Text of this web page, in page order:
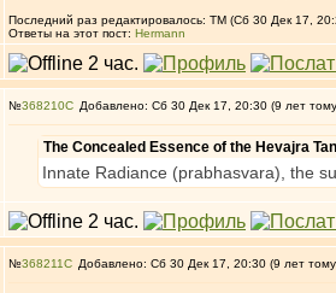
Последний раз редактировалось: ТМ (Сб 30 Дек 17,
Ответы на этот пост: Hermann
№368210 Добавлено: Сб 30 Дек 17, 20:30 (9 лет
The Concealed Essence of the Hevajra
Innate Radiance (prabhasvara), the
№368211 Добавлено: Сб 30 Дек 17, 20:30 (9 лет